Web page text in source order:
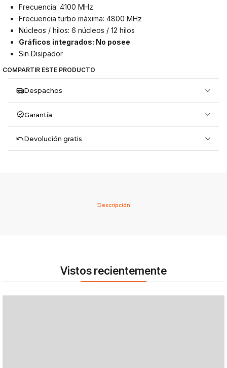
Frecuencia: 4100 MHz
Frecuencia turbo máxima: 4800 MHz
Núcleos / hilos: 6 núcleos / 12 hilos
Gráficos integrados: No posee
Sin Disipador
COMPARTIR ESTE PRODUCTO
Despachos
Garantía
Devolución gratis
Descripción
Vistos recientemente